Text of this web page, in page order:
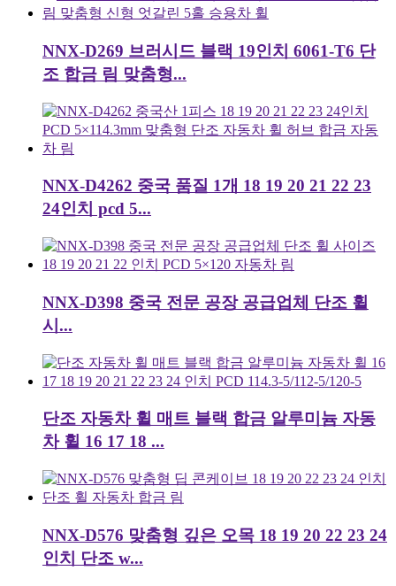
NNX-D269 브러시드 블랙 19인치 6061-T6 단
조 합금 림 맞춤형...
NNX-D4262 중국 품질 1개 18 19 20 21 22 23
24인치 pcd 5...
NNX-D398 중국 전문 공장 공급업체 단조 휠
시...
단조 자동차 휠 매트 블랙 합금 알루미늄 자동
차 휠 16 17 18 ...
NNX-D576 맞춤형 깊은 오목 18 19 20 22 23 24
인치 단조 w...